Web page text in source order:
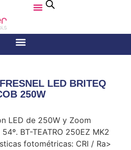
LED BRITEQ
250W
LED de 250W y Zoom
BT-TEATRO 250EZ MK2
fotométricas: CRI / Ra>